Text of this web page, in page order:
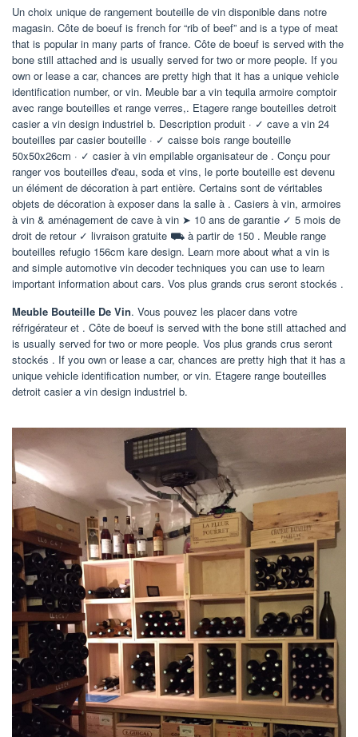
Un choix unique de rangement bouteille de vin disponible dans notre
magasin. Côte de boeuf is french for “rib of beef” and is a type of meat
that is popular in many parts of france. Côte de boeuf is served with the
bone still attached and is usually served for two or more people. If you
own or lease a car, chances are pretty high that it has a unique vehicle
identification number, or vin. Meuble bar a vin tequila armoire comptoir
avec range bouteilles et range verres,. Etagere range bouteilles detroit
casier a vin design industriel b. Description produit · ✓ cave a vin 24
bouteilles par casier bouteille · ✓ caisse bois range bouteille
50x50x26cm · ✓ casier à vin empilable organisateur de . Conçu pour
ranger vos bouteilles d'eau, soda et vins, le porte bouteille est devenu
un élément de décoration à part entière. Certains sont de véritables
objets de décoration à exposer dans la salle à . Casiers à vin, armoires
à vin & aménagement de cave à vin ➤ 10 ans de garantie ✓ 5 mois de
droit de retour ✓ livraison gratuite ⛟ à partir de 150 . Meuble range
bouteilles refugio 156cm kare design. Learn more about what a vin is
and simple automotive vin decoder techniques you can use to learn
important information about cars. Vos plus grands crus seront stockés .
Meuble Bouteille De Vin. Vous pouvez les placer dans votre
réfrigérateur et . Côte de boeuf is served with the bone still attached and
is usually served for two or more people. Vos plus grands crus seront
stockés . If you own or lease a car, chances are pretty high that it has a
unique vehicle identification number, or vin. Etagere range bouteilles
detroit casier a vin design industriel b.